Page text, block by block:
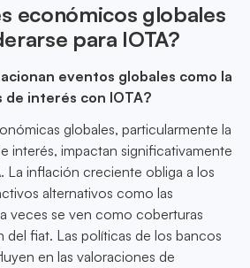
económicos globales
para IOTA?
eventos globales como la
de interés con IOTA?
globales, particularmente la
interés, impactan significativamente
La inflación creciente obliga a los
alternativos como las
veces se ven como coberturas
del fiat. Las políticas de los bancos
en las valoraciones de